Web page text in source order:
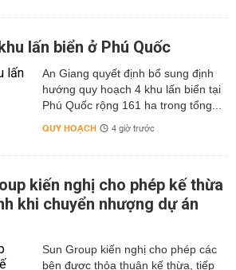
lấn biển ở Phú Quốc
An Giang quyết định bổ sung định
hướng quy hoạch 4 khu lấn biển tại
Phú Quốc rộng 161 ha trong tổng...
QUY HOẠCH 4 giờ trước
kiến nghị cho phép kế thừa
khi chuyển nhượng dự án
Sun Group kiến nghị cho phép các
bên được thỏa thuận kế thừa, tiếp